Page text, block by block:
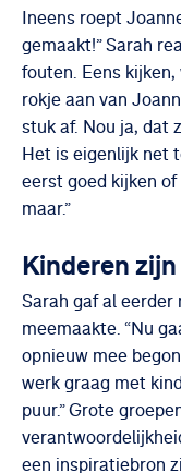
Ineens roept
gemaakt!” Sarah
fouten. Eens kijken,
rokje aan van
stuk af. Nou ja, dat
Het is eigenlijk net
eerst goed kijken
maar.”
Kinderen
Sarah gaf al eerder
meemaakte. “Nu
opnieuw mee
werk graag met
puur.” Grote
een inspiratiebron